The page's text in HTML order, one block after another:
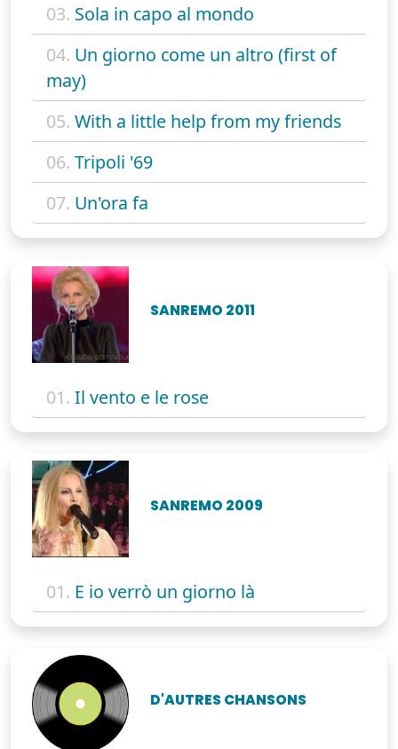
03. Sola in capo al mondo
04. Un giorno come un altro (first of
may)
05. With a little help from my friends
06. Tripoli '69
07. Un'ora fa
SANREMO 2011
01. Il vento e le rose
SANREMO 2009
01. E io verrò un giorno là
D'AUTRES CHANSONS